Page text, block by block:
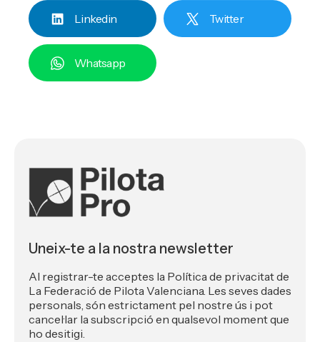
Linkedin Twitter
Whatsapp
Uneix-te a la nostra newsletter
Al registrar-te acceptes la Política de privacitat de
La Federació de Pilota Valenciana. Les seves dades
personals, són estrictament pel nostre ús i pot
cancel·lar la subscripció en qualsevol moment que
ho desitigi.